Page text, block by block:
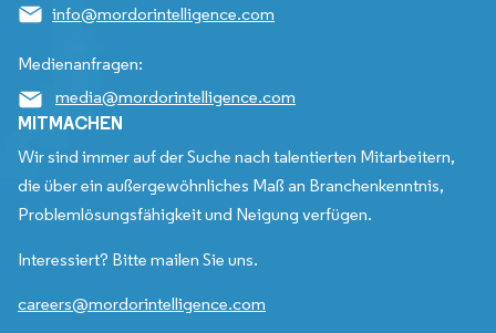
info@mordorintelligence.com
Medienanfragen:
media@mordorintelligence.com
MITMACHEN
Wir sind immer auf der Suche nach talentierten Mitarbeitern,
die über ein außergewöhnliches Maß an Branchenkenntnis,
Problemlösungsfähigkeit und Neigung verfügen.
Interessiert? Bitte mailen Sie uns.
careers@mordorintelligence.com